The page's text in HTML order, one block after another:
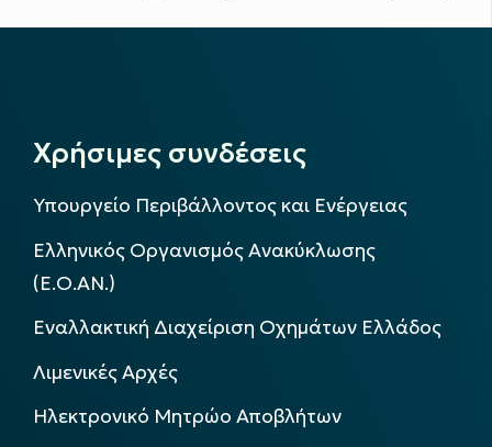
Χρήσιμες συνδέσεις
Υπουργείο Περιβάλλοντος και Ενέργειας
Ελληνικός Οργανισμός Ανακύκλωσης
(Ε.Ο.ΑΝ.)
Εναλλακτική Διαχείριση Οχημάτων Ελλάδος
Λιμενικές Αρχές
Ηλεκτρονικό Μητρώο Αποβλήτων